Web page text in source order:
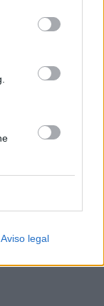
sitio web o
Aviso legal